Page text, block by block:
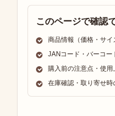
このページで確認
商品情報（価格・サイ
JANコード・バーコー
購入前の注意点・使用
在庫確認・取り寄せ時